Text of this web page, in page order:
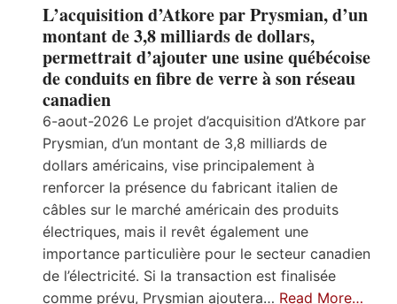
L’acquisition d’Atkore par Prysmian, d’un
montant de 3,8 milliards de dollars,
permettrait d’ajouter une usine québécoise
de conduits en fibre de verre à son réseau
canadien
6-aout-2026 Le projet d’acquisition d’Atkore par
Prysmian, d’un montant de 3,8 milliards de
dollars américains, vise principalement à
renforcer la présence du fabricant italien de
câbles sur le marché américain des produits
électriques, mais il revêt également une
importance particulière pour le secteur canadien
de l’électricité. Si la transaction est finalisée
comme prévu, Prysmian ajoutera… Read More…